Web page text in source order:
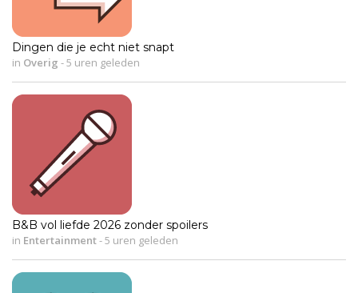
Dingen die je echt niet snapt
in Overig -5 uren geleden
B&B vol liefde 2026 zonder spoilers
in Entertainment-5 uren geleden